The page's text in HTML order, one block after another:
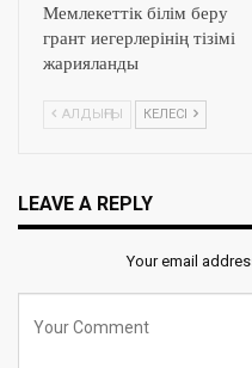
Мемлекеттік білім беру
грант иегерлерінің тізімі
жарияланды
АЛДЫҢҒЫ КЕЛЕСІ
LEAVE A REPLY
Your email